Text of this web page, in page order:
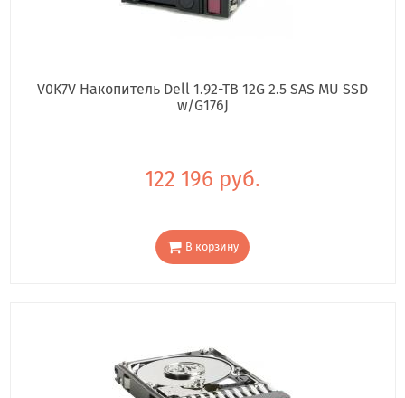
V0K7V Накопитель Dell 1.92-TB 12G 2.5 SAS MU SSD
w/G176J
122 196 руб.
В корзину